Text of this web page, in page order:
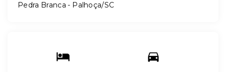
Pedra Branca - Palhoça/SC